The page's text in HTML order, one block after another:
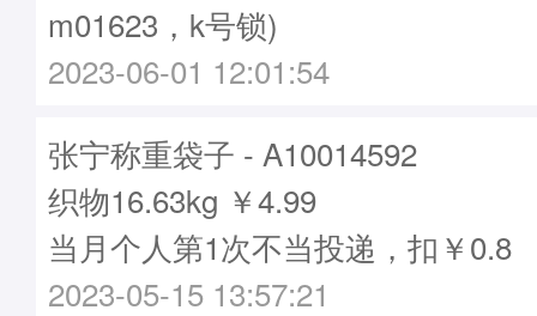
m01623，k号锁)
2023-06-01 12:01:54
张宁称重袋子 - A10014592
织物16.63kg ￥4.99
当月个人第1次不当投递，扣￥0.8
2023-05-15 13:57:21